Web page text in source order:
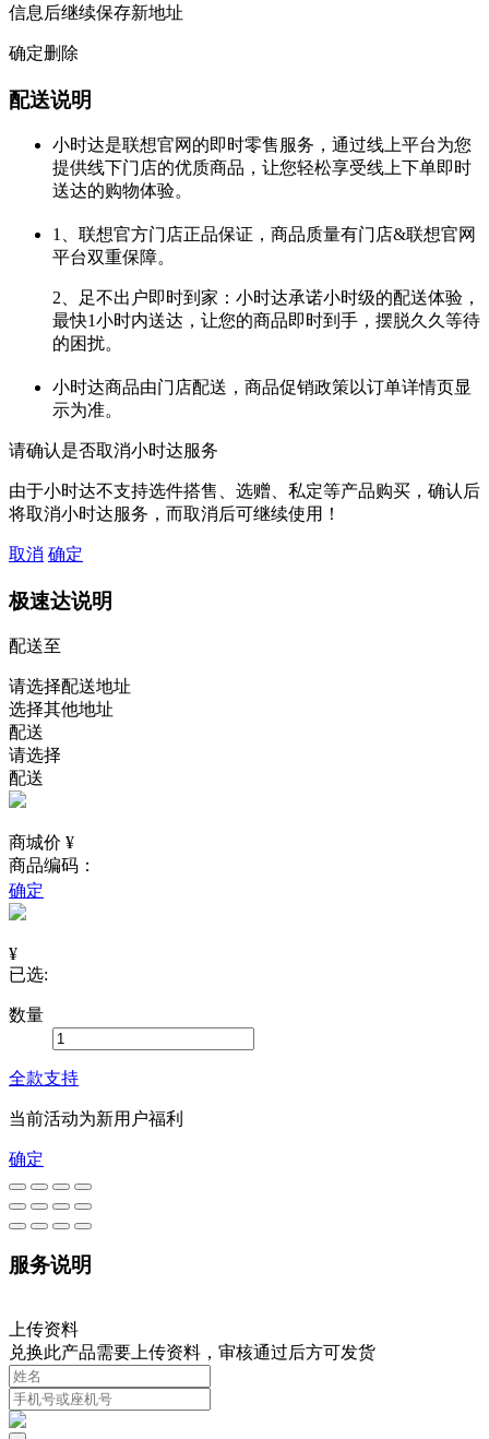
信息后继续保存新地址
确定删除
配送说明
小时达是联想官网的即时零售服务，通过线上平台为您
提供线下门店的优质商品，让您轻松享受线上下单即时
送达的购物体验。
1、联想官方门店正品保证，商品质量有门店&联想官网
平台双重保障。
2、足不出户即时到家：小时达承诺小时级的配送体验，
最快1小时内送达，让您的商品即时到手，摆脱久久等待
的困扰。
小时达商品由门店配送，商品促销政策以订单详情页显
示为准。
请确认是否取消小时达服务
由于小时达不支持选件搭售、选赠、私定等产品购买，确认后
将取消小时达服务，而取消后可继续使用！
取消 确定
极速达说明
配送至
请选择配送地址
选择其他地址
配送
请选择
配送
商城价 ¥
商品编码：
确定
¥
已选:
数量
全款支持
当前活动为新用户福利
确定
服务说明
上传资料
兑换此产品需要上传资料，审核通过后方可发货